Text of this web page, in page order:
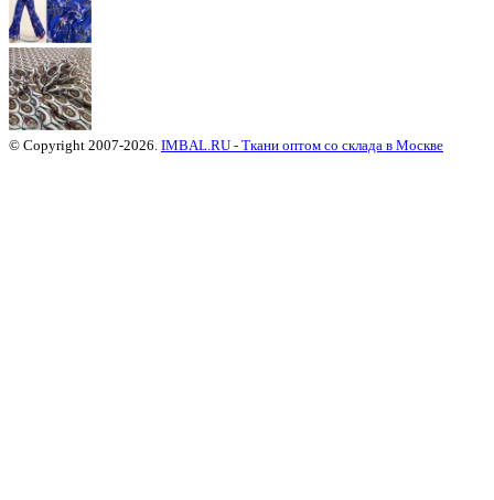
© Copyright 2007-2026. IMBAL.RU - Ткани оптом со склада в Москве